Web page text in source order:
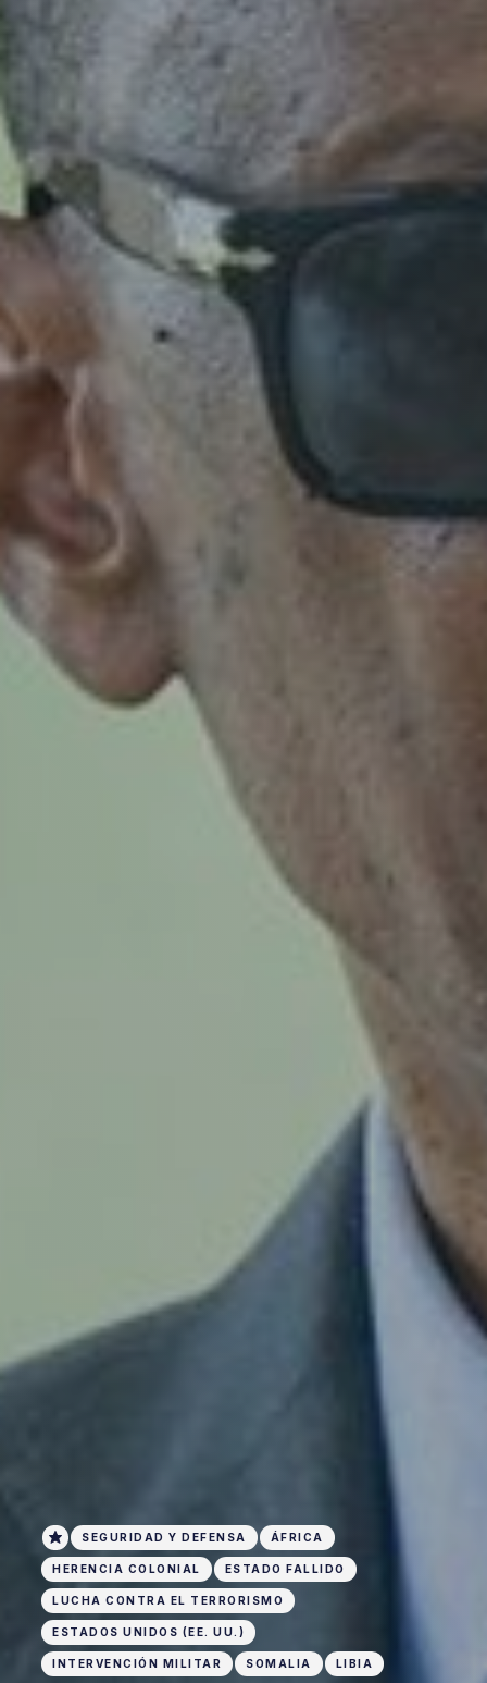
SEGURIDAD Y DEFENSA ÁFRICA
HERENCIA COLONIAL ESTADO FALLIDO
LUCHA CONTRA EL TERRORISMO
ESTADOS UNIDOS (EE. UU.)
INTERVENCIÓN MILITAR SOMALIA LIBIA